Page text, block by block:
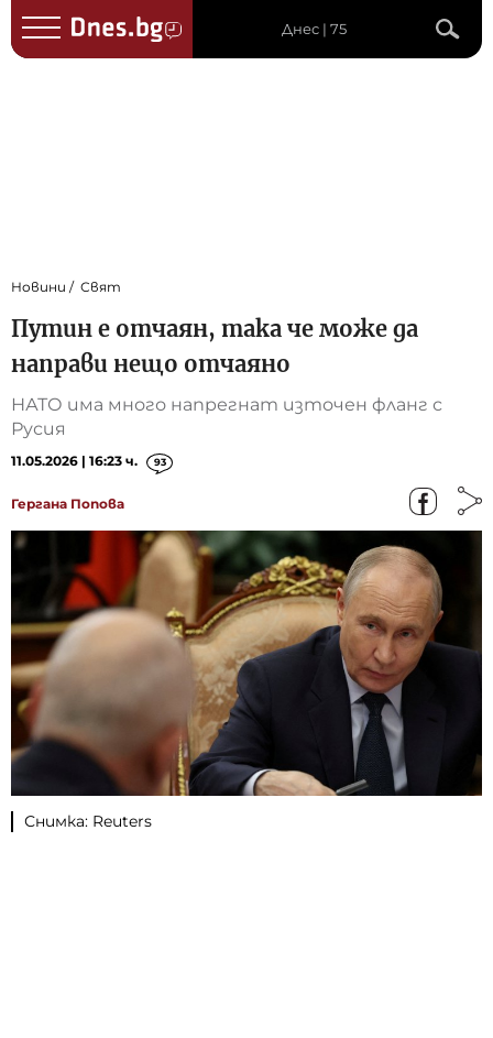
Днес | 75
Новини Свят
Путин е отчаян, така че може да
направи нещо отчаяно
НАТО има много напрегнат източен фланг с
Русия
11.05.2026 | 16:23 ч. 93
Гергана Попова
Снимка: Reuters